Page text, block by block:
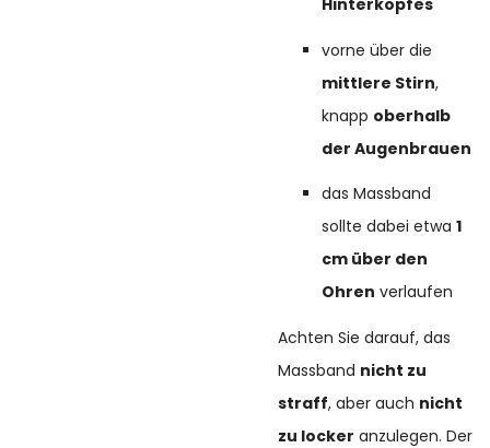
Hinterkopfes
vorne über die
mittlere Stirn,
knapp oberhalb
der Augenbrauen
das Massband
sollte dabei etwa1
cm über den
Ohren verlaufen
Achten Sie darauf, das
Massband nicht zu
straff, aber auch nicht
zu locker anzulegen. Der